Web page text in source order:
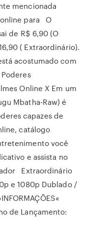
mencionada
online para O
de R$ 6,90 (O
( Extraordinário).
acostumado com
Online X Em um
Mbatha-Raw) é
capazes de
catálogo
você
e assista no
Extraordinário
e 1080p Dublado /
de Lançamento: